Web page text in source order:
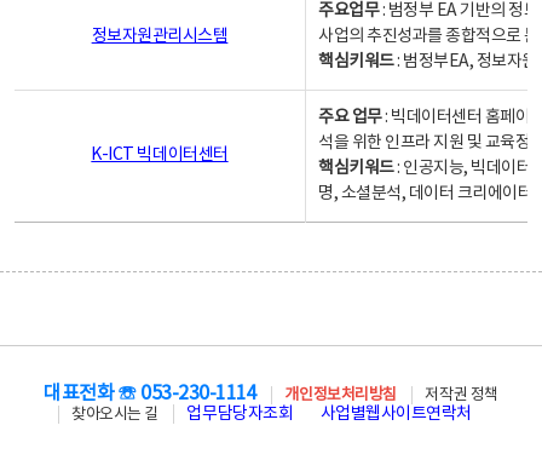
정보자원관리시스템
주요업무: 범정부 EA 기반의 정
사업의 추진성과를 종합적으로
핵심키워드: 범정부EA, 정보자
K-ICT 빅데이터센터
주요 업무: 빅데이터센터 홈페이
석을 위한 인프라 지원 및 교육정
핵심키워드: 인공지능, 빅데이터,
명, 소셜분석, 데이터 크리에이터
대표전화 ☏ 053-230-1114 개인정보처리방침
저작권 정책
찾아오시는 길
업무담당자조회 사업별웹사이트연락처